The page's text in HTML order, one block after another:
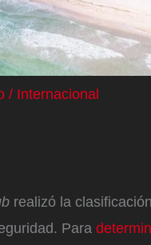
/ Internacional
realizó la
Para